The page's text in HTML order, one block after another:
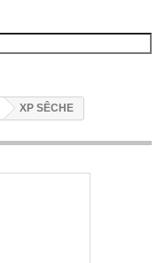
XP SÊCHE